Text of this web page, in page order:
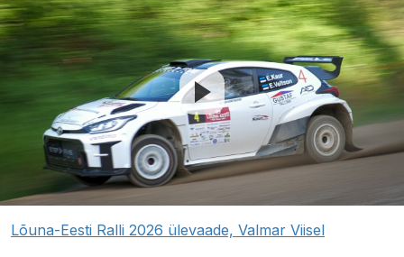
Lõuna-Eesti Ralli 2026 ülevaade, Valmar Viisel